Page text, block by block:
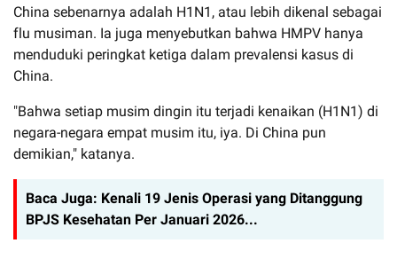
China sebenarnya adalah H1N1, atau lebih dikenal sebagai
flu musiman. Ia juga menyebutkan bahwa HMPV hanya
menduduki peringkat ketiga dalam prevalensi kasus di
China.
"Bahwa setiap musim dingin itu terjadi kenaikan (H1N1) di
negara-negara empat musim itu, iya. Di China pun
demikian," katanya.
Baca Juga: Kenali 19 Jenis Operasi yang Ditanggung
BPJS Kesehatan Per Januari 2026...